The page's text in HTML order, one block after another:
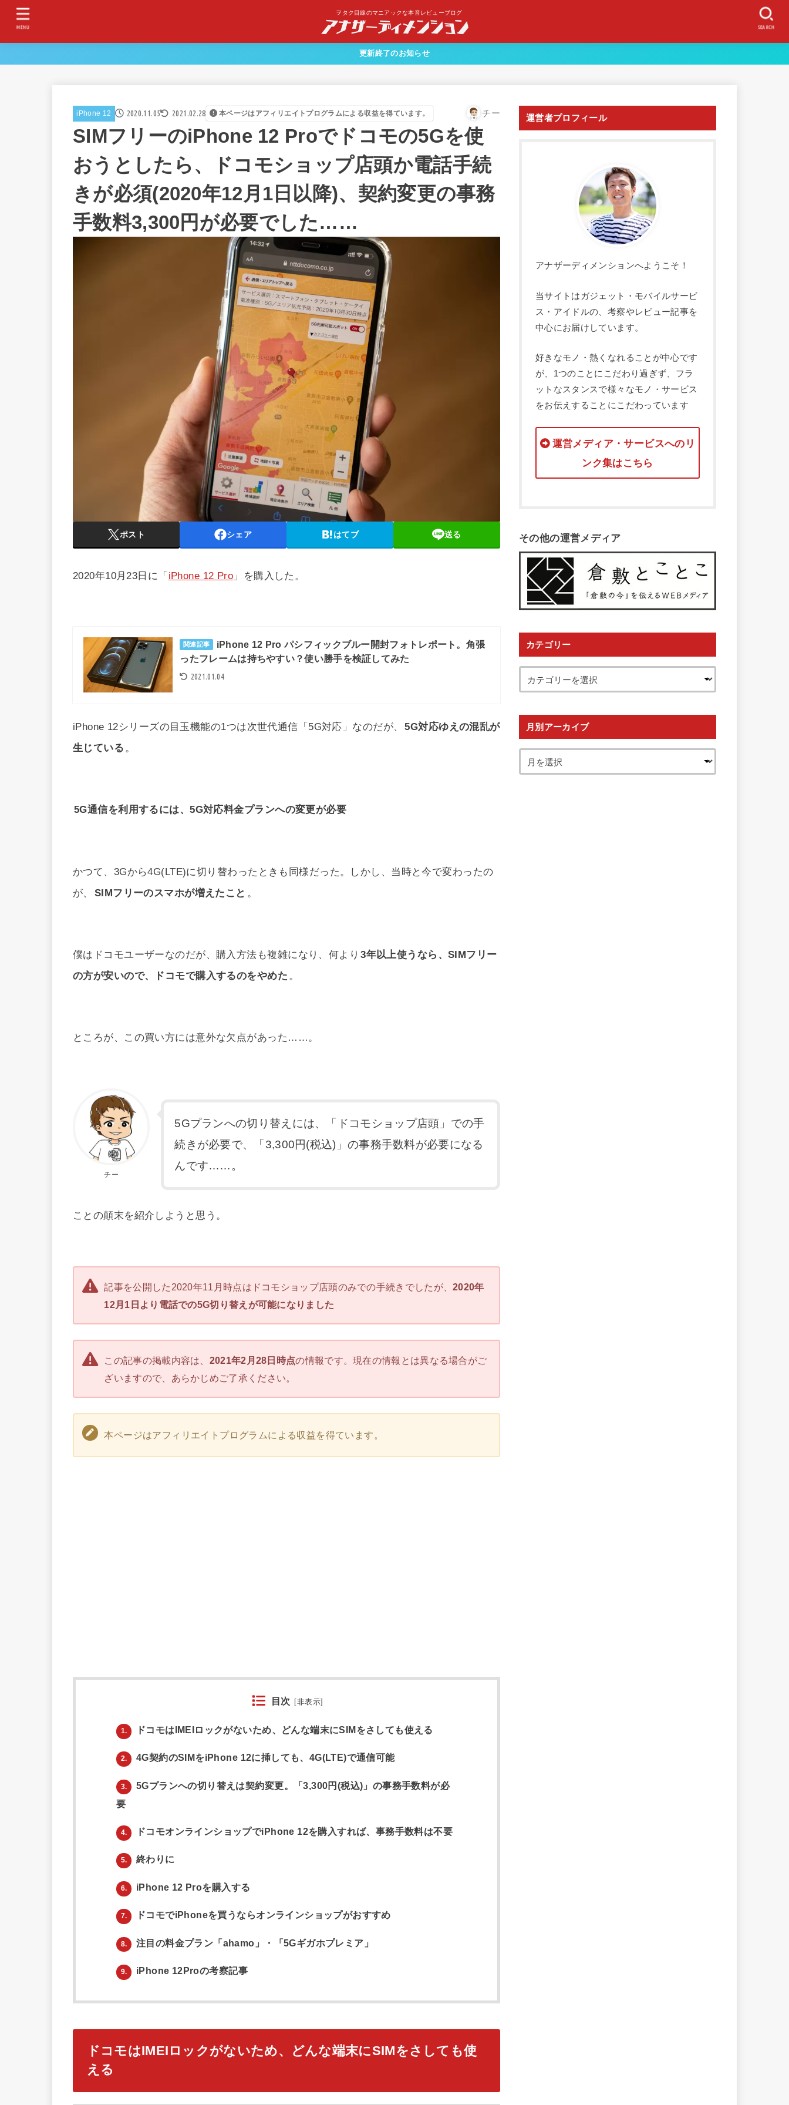
ヲタク目線のマニアックな本音レビューブログ
SEARCH
MENU
更新終了のお知らせ
iPhone 12 2020.11.05 2021.02.28 本ページはアフィリエイトプログラムによる収益を得ています。 チー
SIMフリーのiPhone 12 Proでドコモの5Gを使
おうとしたら、ドコモショップ店頭か電話手続
きが必須(2020年12月1日以降)、契約変更の事務
手数料3,300円が必要でした……
ポスト シェア はてブ 送る
2020年10月23日に「iPhone 12 Pro 」を購入した。
関連記事
iPhone 12 Pro パシフィックブルー開封フォトレポート。角張
ったフレームは持ちやすい？使い勝手を検証してみた
2021.01.04
iPhone 12シリーズの目玉機能の1つは次世代通信「5G対応」なのだが、 5G対応ゆえの混乱が
生じている 。
5G通信を利用するには、5G対応料金プランへの変更が必要
かつて、3Gから4G(LTE)に切り替わったときも同様だった。しかし、当時と今で変わったの
が、
SIMフリーのスマホが増えたこと 。
僕はドコモユーザーなのだが、購入方法も複雑になり、何より 3年以上使うなら、SIMフリー
の方が安いので、ドコモで購入するのをやめた 。
ところが、この買い方には意外な欠点があった……。
チー
5Gプランへの切り替えには、「ドコモショップ店頭」での手
続きが必要で、「3,300円(税込)」の事務手数料が必要になる
んです……。
ことの顛末を紹介しようと思う。
記事を公開した2020年11月時点はドコモショップ店頭のみでの手続きでしたが、2020年
12月1日より電話での5G切り替えが可能になりました
この記事の掲載内容は、 2021年2月28日時点の情報です。現在の情報とは異なる場合がご
ざいますので、あらかじめご了承ください。
本ページはアフィリエイトプログラムによる収益を得ています。
目次 [非表示]
1. ドコモはIMEIロックがないため、どんな端末にSIMをさしても使える
2. 4G契約のSIMをiPhone 12に挿しても、4G(LTE)で通信可能
3.
5Gプランへの切り替えは契約変更。「3,300円(税込)」の事務手数料が必
要
4. ドコモオンラインショップでiPhone 12を購入すれば、事務手数料は不要
5. 終わりに
6. iPhone 12 Proを購入する
7. ドコモでiPhoneを買うならオンラインショップがおすすめ
8. 注目の料金プラン「ahamo」・「5Gギガホプレミア」
9. iPhone 12Proの考察記事
ドコモはIMEIロックがないため、どんな端末にSIMをさしても使
える
運営者プロフィール
アナザーディメンションへようこそ！
当サイトはガジェット・モバイルサービ
ス・アイドルの、考察やレビュー記事を
中心にお届けしています。
好きなモノ・熱くなれることが中心です
が、1つのことにこだわり過ぎず、フラ
ットなスタンスで様々なモノ・サービス
をお伝えすることにこだわっています
運営メディア・サービスへのリ
ンク集はこちら
その他の運営メディア
カテゴリー
月別アーカイブ